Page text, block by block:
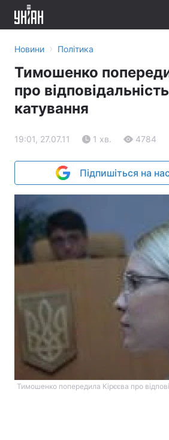
Новини › Політика
Тимошенко
про
катування
19:01, 27.07.11 1 хв. 4784
Підпишіться на
Тимошенко попередила Кірєєва про